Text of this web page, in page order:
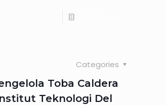
Categories
Toba Caldera
Teknologi Del